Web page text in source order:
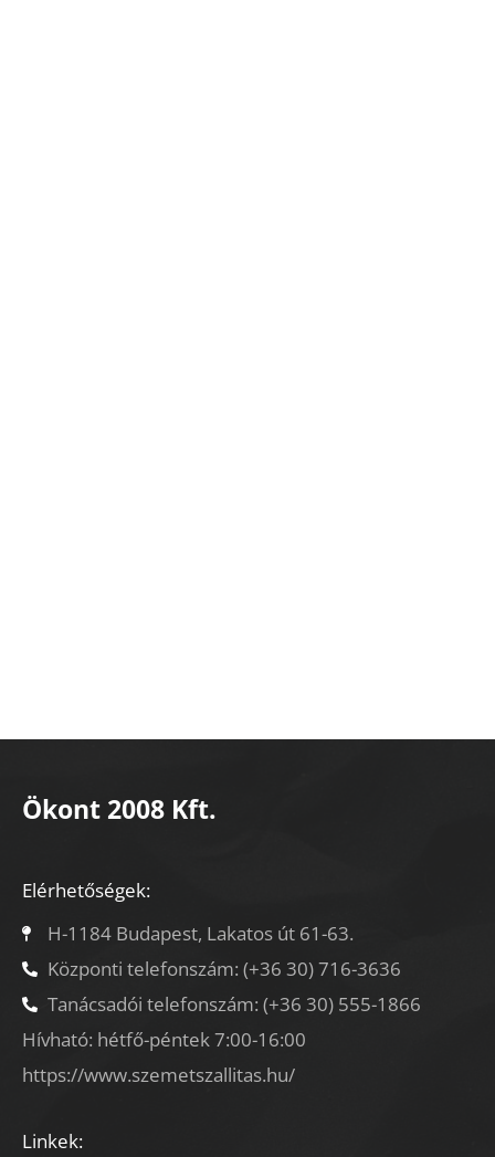
Ökont 2008 Kft.
Elérhetőségek:
H-1184 Budapest, Lakatos út 61-63.
Központi telefonszám: (+36 30) 716-3636
Tanácsadói telefonszám: (+36 30) 555-1866
Hívható: hétfő-péntek 7:00-16:00
https://www.szemetszallitas.hu/
Linkek: